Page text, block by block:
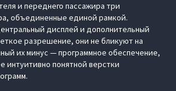
и переднего пассажира три
объединенные единой рамкой.
дисплей и дополнительный
разрешение, они не бликуют на
их минус — программное обеспечение,
интуитивно понятной верстки